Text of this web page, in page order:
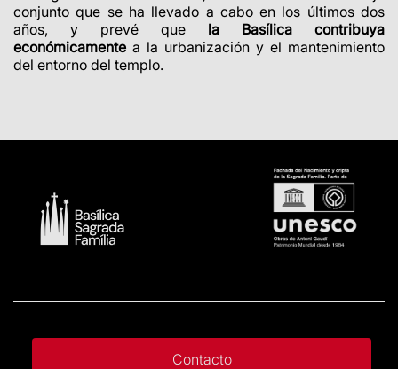
conjunto que se ha llevado a cabo en los últimos dos
años, y prevé que la Basílica contribuya
económicamente a la urbanización y el mantenimiento
del entorno del templo.
Contacto